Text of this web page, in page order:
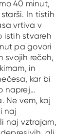
40 minut,
In tistih
vrtiva v
istih stvareh
pa govori
svojih rečeh,
in
kar bi
naprej…
Ne vem, kaj
naj
naj vztrajam,